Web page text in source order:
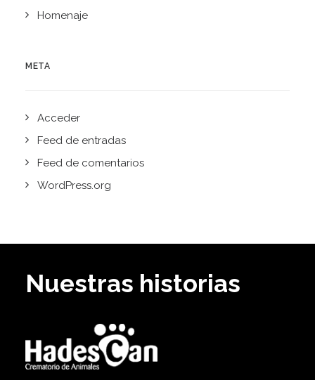
Homenaje
META
Acceder
Feed de entradas
Feed de comentarios
WordPress.org
Nuestras historias